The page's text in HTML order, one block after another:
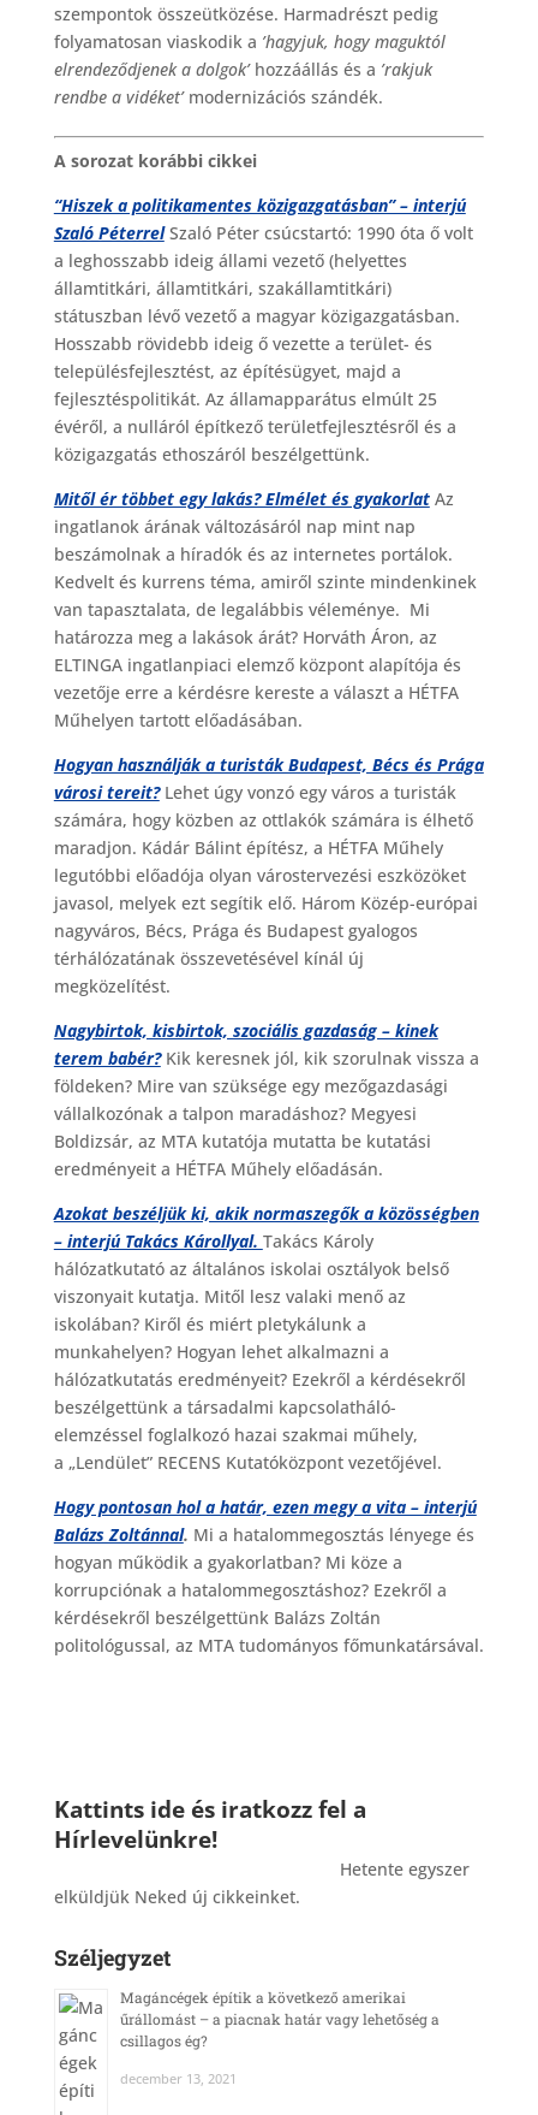
szempontok összeütközése. Harmadrészt pedig
folyamatosan viaskodik a ’hagyjuk, hogy maguktól
elrendeződjenek a dolgok’hozzáállás és a ’rakjuk
rendbe a vidéket’modernizációs szándék.
A sorozat korábbi cikkei
“Hiszek a politikamentes közigazgatásban” – interjú
Szaló PéterrelSzaló Péter csúcstartó: 1990 óta ő volt
a leghosszabb ideig állami vezető (helyettes
államtitkári, államtitkári, szakállamtitkári)
státuszban lévő vezető a magyar közigazgatásban.
Hosszabb rövidebb ideig ő vezette a terület- és
településfejlesztést, az építésügyet, majd a
fejlesztéspolitikát. Az államapparátus elmúlt 25
évéről, a nulláról építkező területfejlesztésről és a
közigazgatás ethoszáról beszélgettünk.
Mitől ér többet egy lakás? Elmélet és gyakorlatAz
ingatlanok árának változásáról nap mint nap
beszámolnak a híradók és az internetes portálok.
Kedvelt és kurrens téma, amiről szinte mindenkinek
van tapasztalata, de legalábbis véleménye. Mi
határozza meg a lakások árát? Horváth Áron, az
ELTINGA ingatlanpiaci elemző központ alapítója és
vezetője erre a kérdésre kereste a választ a HÉTFA
Műhelyen tartott előadásában.
Hogyan használják a turisták Budapest, Bécs és Prága
városi tereit? Lehet úgy vonzó egy város a turisták
számára, hogy közben az ottlakók számára is élhető
maradjon. Kádár Bálint építész, a HÉTFA Műhely
legutóbbi előadója olyan várostervezési eszközöket
javasol, melyek ezt segítik elő. Három Közép-európai
nagyváros, Bécs, Prága és Budapest gyalogos
térhálózatának összevetésével kínál új
megközelítést.
Nagybirtok, kisbirtok, szociális gazdaság – kinek
terem babér? Kik keresnek jól, kik szorulnak vissza a
földeken? Mire van szüksége egy mezőgazdasági
vállalkozónak a talpon maradáshoz? Megyesi
Boldizsár, az MTA kutatója mutatta be kutatási
eredményeit a HÉTFA Műhely előadásán.
Azokat beszéljük ki, akik normaszegők a közösségben
– interjú Takács Károllyal. Takács Károly
hálózatkutató az általános iskolai osztályok belső
viszonyait kutatja. Mitől lesz valaki menő az
iskolában? Kiről és miért pletykálunk a
munkahelyen? Hogyan lehet alkalmazni a
hálózatkutatás eredményeit? Ezekről a kérdésekről
beszélgettünk a társadalmi kapcsolatháló-
elemzéssel foglalkozó hazai szakmai műhely,
a „Lendület” RECENS Kutatóközpont vezetőjével.
Hogy pontosan hol a határ, ezen megy a vita – interjú
Balázs Zoltánnal. Mi a hatalommegosztás lényege és
hogyan működik a gyakorlatban? Mi köze a
korrupciónak a hatalommegosztáshoz? Ezekről a
kérdésekről beszélgettünk Balázs Zoltán
politológussal, az MTA tudományos főmunkatársával.
Kattints ide és iratkozz fel a
Hírlevelünkre!
Hetente egyszer
elküldjük Neked új cikkeinket.
Széljegyzet
Magáncégek építik a következő amerikai
űrállomást – a piacnak határ vagy lehetőség a
csillagos ég?
december 13, 2021